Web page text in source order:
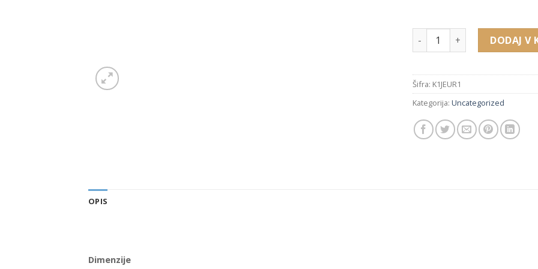
K1JEUR1 količina DODAJ V
Šifra: K1JEUR1
Kategorija: Uncategorized
OPIS
Dimenzije